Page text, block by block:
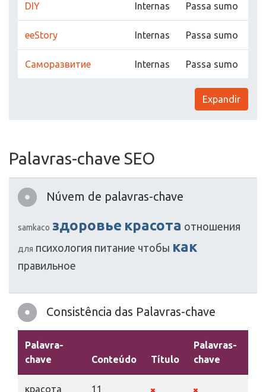
DIY Internas Passa sumo
ееStory Internas Passa sumo
Саморазвитие Internas Passa sumo
Expandir
Palavras-chave SEO
Núvem de palavras-chave
samkaco здоровье красота отношения
для психология питание чтобы как
правильное
Consistência das Palavras-chave
Palavra-
chave
Conteúdo Título
Palavras-
chave
красота 11